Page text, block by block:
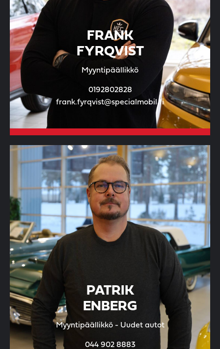
FRANK
FYRQVIST
Myyntipäällikkö
0192802828
frank.fyrqvist@specialmobil.fi
PATRIK
ENBERG
Myyntipäällikkö - Uudet autot
044 902 8883